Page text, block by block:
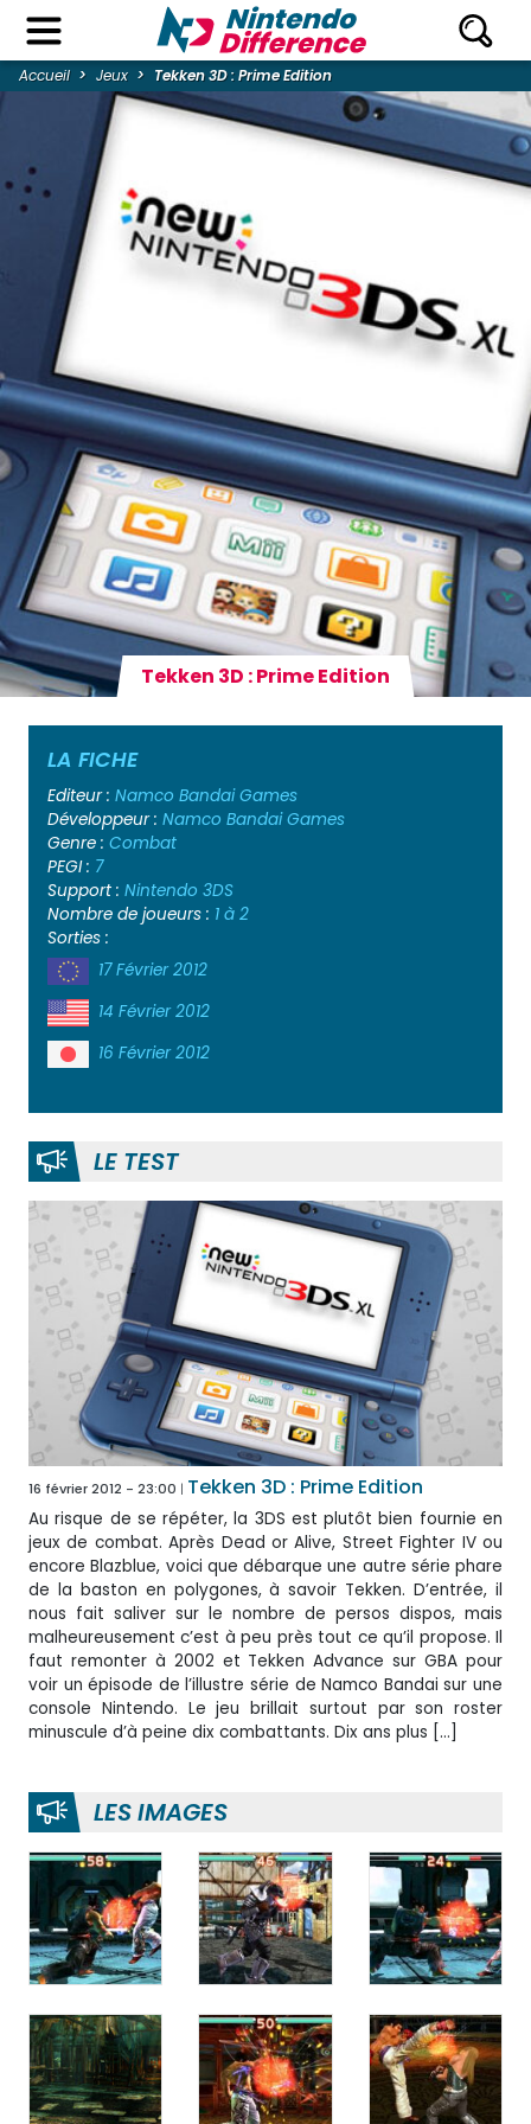
Accueil Jeux Tekken 3D : Prime Edition
Tekken 3D : Prime Edition
LA FICHE
Editeur : Namco Bandai Games
Développeur : Namco Bandai Games
Genre : Combat
PEGI : 7
Support : Nintendo 3DS
Nombre de joueurs : 1 à 2
Sorties :
17 Février 2012
14 Février 2012
16 Février 2012
LE TEST
16 février 2012 - 23:00 Tekken 3D : Prime Edition
Au risque de se répéter, la 3DS est plutôt bien fournie en
jeux de combat. Après Dead or Alive, Street Fighter IV ou
encore Blazblue, voici que débarque une autre série phare
de la baston en polygones, à savoir Tekken. D’entrée, il
nous fait saliver sur le nombre de persos dispos, mais
malheureusement c’est à peu près tout ce qu’il propose. Il
faut remonter à 2002 et Tekken Advance sur GBA pour
voir un épisode de l’illustre série de Namco Bandai sur une
console Nintendo. Le jeu brillait surtout par son roster
minuscule d’à peine dix combattants. Dix ans plus […]
LES IMAGES